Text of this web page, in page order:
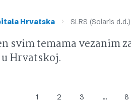
Hrvatska › SLRS (Solaris d.d.)
svim temama vezanim
Hrvatskoj.
1 2 3 … 8